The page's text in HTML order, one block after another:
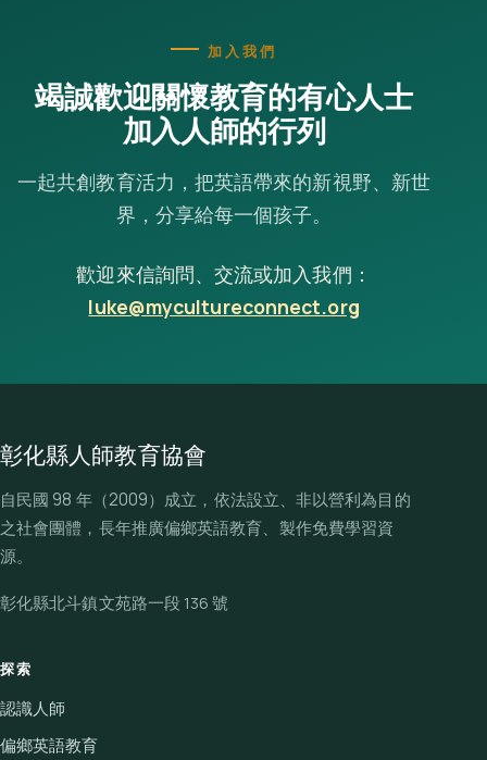
加入我們
竭誠歡迎關懷教育的有心人士
加入人師的行列
一起共創教育活力，把英語帶來的新視野、新世
界，分享給每一個孩子。
歡迎來信詢問、交流或加入我們：
luke@mycultureconnect.org
彰化縣人師教育協會
自民國 98 年（2009）成立，依法設立、非以營利為目的
之社會團體，長年推廣偏鄉英語教育、製作免費學習資
源。
彰化縣北斗鎮文苑路一段 136 號
探索
認識人師
偏鄉英語教育